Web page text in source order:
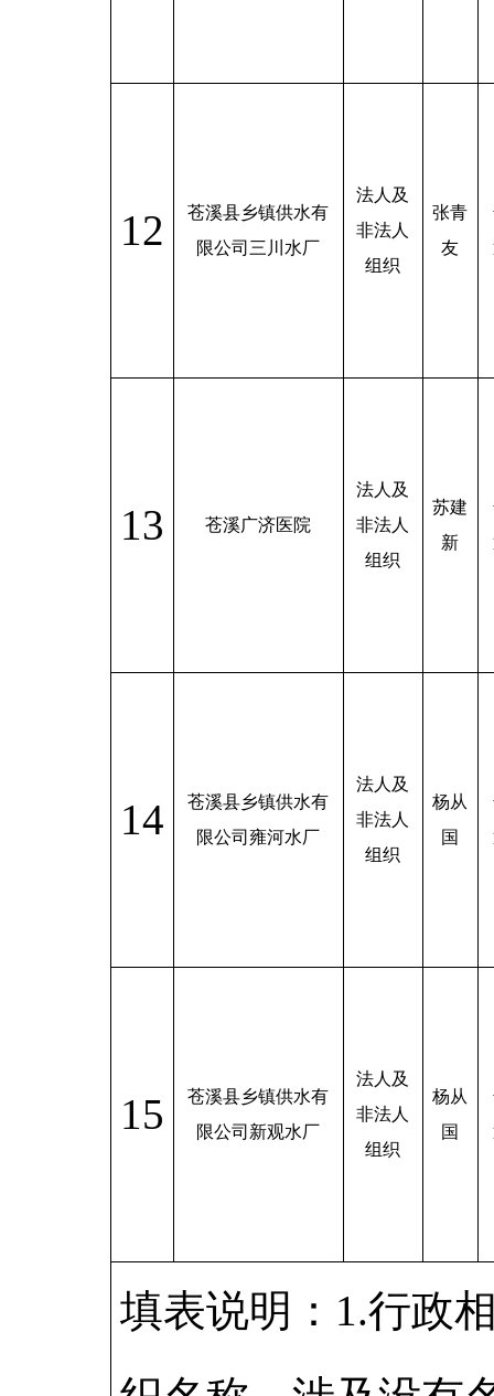
12
苍溪县乡镇供水有
限公司三川水厂
法人及
非法人
组织
张青
友
13 苍溪广济医院
法人及
非法人
组织
苏建
新
14
苍溪县乡镇供水有
限公司雍河水厂
法人及
非法人
组织
杨从
国
15
苍溪县乡镇供水有
限公司新观水厂
法人及
非法人
组织
杨从
国
填表说明：1.行政